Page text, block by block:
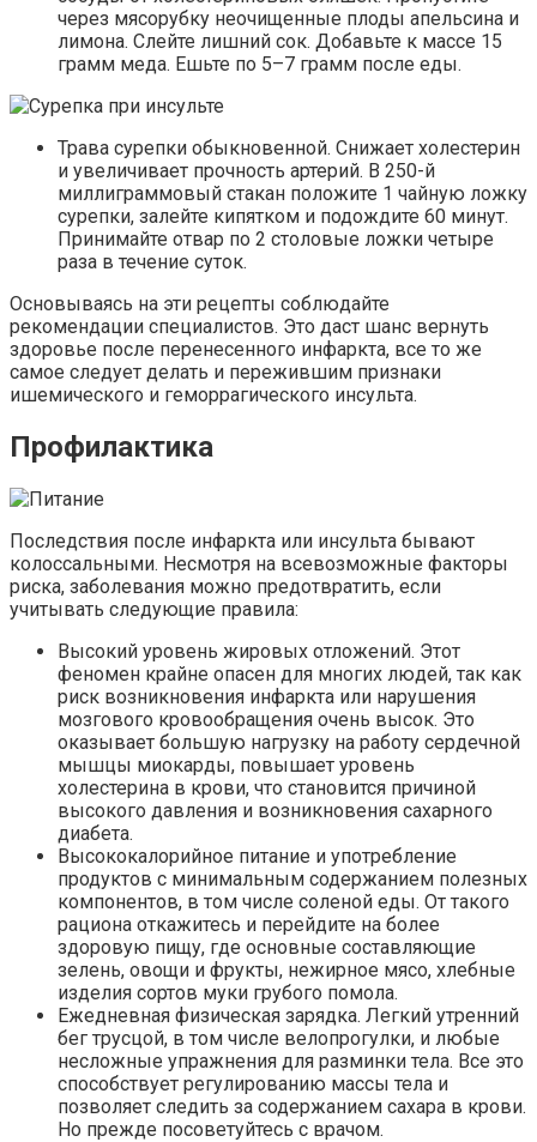
через мясорубку неочищенные плоды апельсина и
лимона. Слейте лишний сок. Добавьте к массе 15
грамм меда. Ешьте по 5–7 грамм после еды.
Трава сурепки обыкновенной. Снижает холестерин
и увеличивает прочность артерий. В 250-й
миллиграммовый стакан положите 1 чайную ложку
сурепки, залейте кипятком и подождите 60 минут.
Принимайте отвар по 2 столовые ложки четыре
раза в течение суток.
Основываясь на эти рецепты соблюдайте
рекомендации специалистов. Это даст шанс вернуть
здоровье после перенесенного инфаркта, все то же
самое следует делать и пережившим признаки
ишемического и геморрагического инсульта.
Профилактика
Последствия после инфаркта или инсульта бывают
колоссальными. Несмотря на всевозможные факторы
риска, заболевания можно предотвратить, если
учитывать следующие правила:
Высокий уровень жировых отложений. Этот
феномен крайне опасен для многих людей, так как
риск возникновения инфаркта или нарушения
мозгового кровообращения очень высок. Это
оказывает большую нагрузку на работу сердечной
мышцы миокарды, повышает уровень
холестерина в крови, что становится причиной
высокого давления и возникновения сахарного
диабета.
Высококалорийное питание и употребление
продуктов с минимальным содержанием полезных
компонентов, в том числе соленой еды. От такого
рациона откажитесь и перейдите на более
здоровую пищу, где основные составляющие
зелень, овощи и фрукты, нежирное мясо, хлебные
изделия сортов муки грубого помола.
Ежедневная физическая зарядка. Легкий утренний
бег трусцой, в том числе велопрогулки, и любые
несложные упражнения для разминки тела. Все это
способствует регулированию массы тела и
позволяет следить за содержанием сахара в крови.
Но прежде посоветуйтесь с врачом.